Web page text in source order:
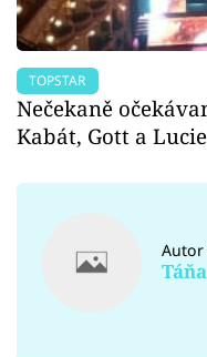
TOPSTAR
Nečekaně
Kabát, Gott a
Autor